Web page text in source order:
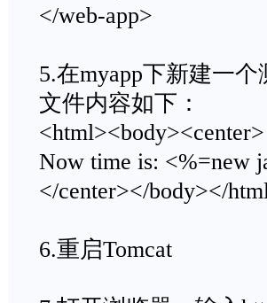
</web-app>
5.在myapp下新建一
文件内容如下：
<html><body><center>
Now time is: <%=new
</center></body></
6.重启Tomcat